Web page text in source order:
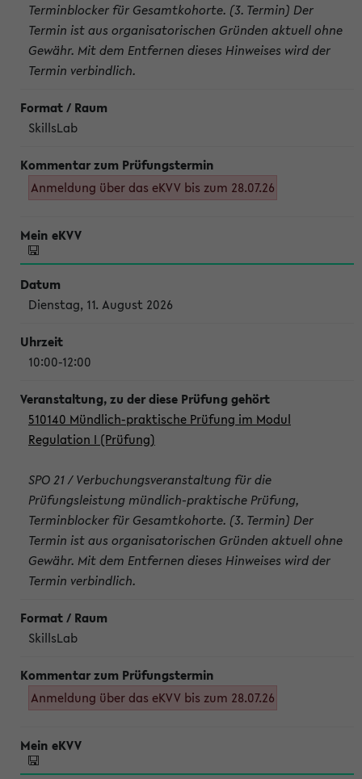
Terminblocker für Gesamtkohorte. (3. Termin) Der
Termin ist aus organisatorischen Gründen aktuell ohne
Gewähr. Mit dem Entfernen dieses Hinweises wird der
Termin verbindlich.
SkillsLab
Anmeldung über das eKVV bis zum 28.07.26
Dienstag, 11. August 2026
10:00-12:00
510140 Mündlich-praktische Prüfung im Modul
Regulation I (Prüfung)
SPO 21 / Verbuchungsveranstaltung für die
Prüfungsleistung mündlich-praktische Prüfung,
Terminblocker für Gesamtkohorte. (3. Termin) Der
Termin ist aus organisatorischen Gründen aktuell ohne
Gewähr. Mit dem Entfernen dieses Hinweises wird der
Termin verbindlich.
SkillsLab
Anmeldung über das eKVV bis zum 28.07.26